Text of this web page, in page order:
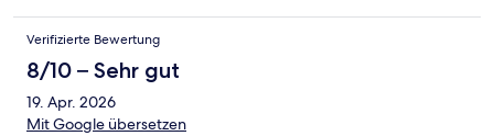
Verifizierte Bewertung
8/10 – Sehr gut
19. Apr. 2026
Mit Google übersetzen